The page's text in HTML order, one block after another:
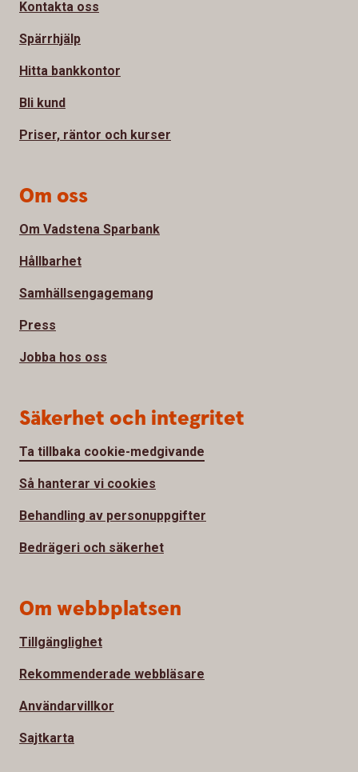
Kontakta oss
Spärrhjälp
Hitta bankkontor
Bli kund
Priser, räntor och kurser
Om oss
Om Vadstena Sparbank
Hållbarhet
Samhällsengagemang
Press
Jobba hos oss
Säkerhet och integritet
Ta tillbaka cookie-medgivande
Så hanterar vi cookies
Behandling av personuppgifter
Bedrägeri och säkerhet
Om webbplatsen
Tillgänglighet
Rekommenderade webbläsare
Användarvillkor
Sajtkarta